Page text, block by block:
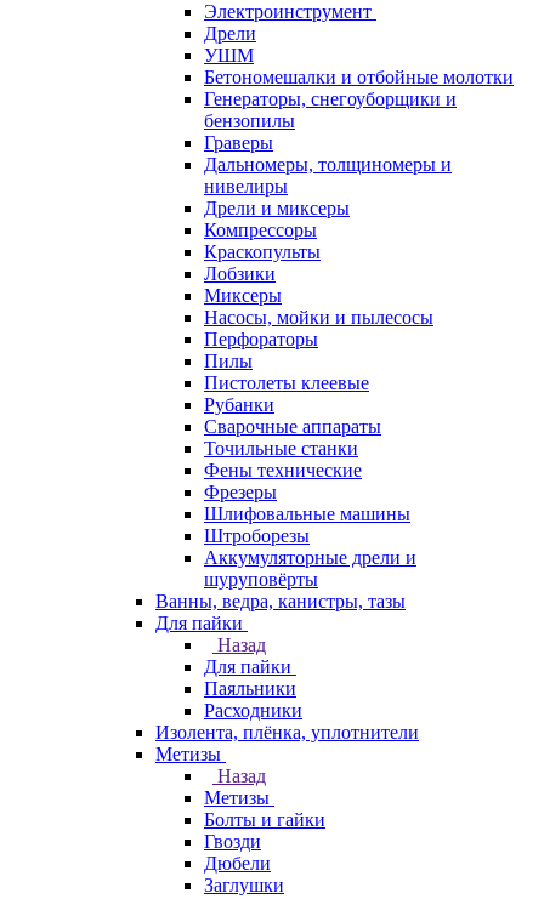
Электроинструмент
Дрели
УШМ
Бетономешалки и отбойные молотки
Генераторы, снегоуборщики и
бензопилы
Граверы
Дальномеры, толщиномеры и
нивелиры
Дрели и миксеры
Компрессоры
Краскопульты
Лобзики
Миксеры
Насосы, мойки и пылесосы
Перфораторы
Пилы
Пистолеты клеевые
Рубанки
Сварочные аппараты
Точильные станки
Фены технические
Фрезеры
Шлифовальные машины
Штроборезы
Аккумуляторные дрели и
шуруповёрты
Ванны, ведра, канистры, тазы
Для пайки
Назад
Для пайки
Паяльники
Расходники
Изолента, плёнка, уплотнители
Метизы
Назад
Метизы
Болты и гайки
Гвозди
Дюбели
Заглушки